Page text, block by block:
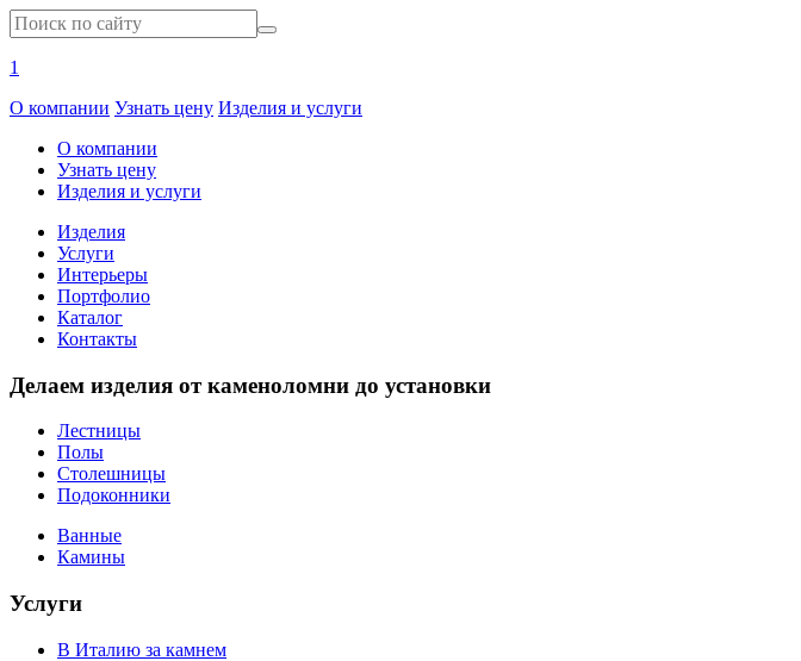
1
О компании Узнать цену Изделия и услуги
О компании
Узнать цену
Изделия и услуги
Изделия
Услуги
Интерьеры
Портфолио
Каталог
Контакты
Делаем изделия от каменоломни до установки
Лестницы
Полы
Столешницы
Подоконники
Ванные
Камины
Услуги
В Италию за камнем